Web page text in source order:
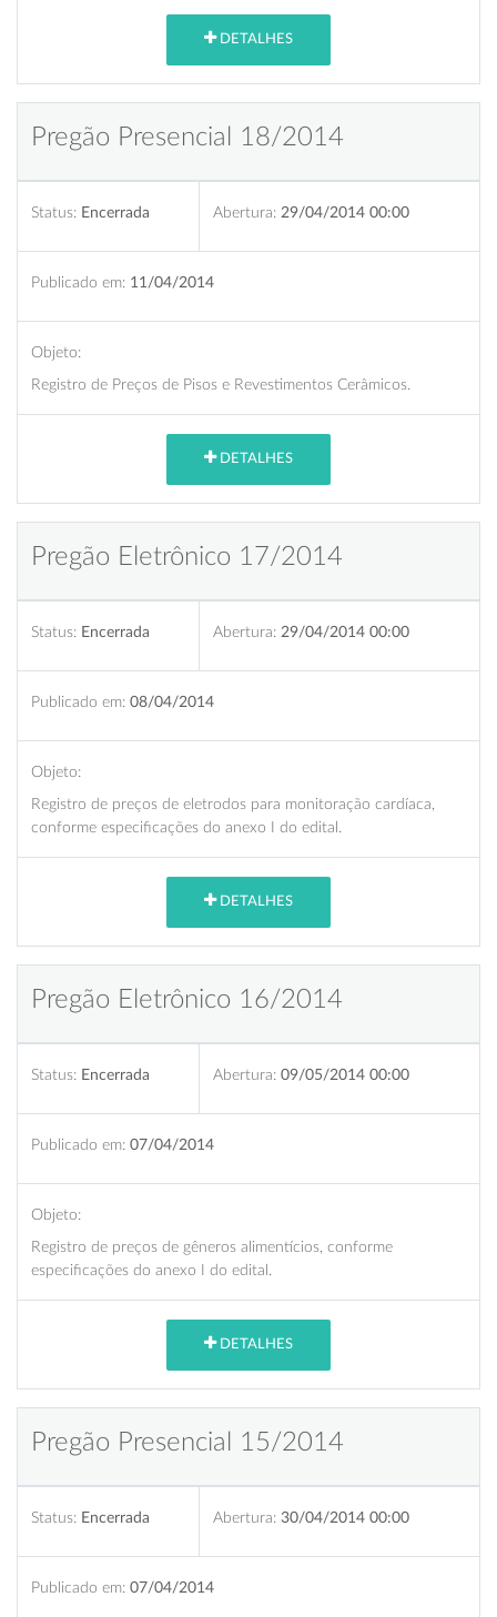
DETALHES
Pregão Presencial 18/2014
Status: Encerrada Abertura: 29/04/2014 00:00
Publicado em: 11/04/2014
Objeto:
Registro de Preços de Pisos e Revestimentos Cerâmicos.
DETALHES
Pregão Eletrônico 17/2014
Status: Encerrada Abertura: 29/04/2014 00:00
Publicado em: 08/04/2014
Objeto:
Registro de preços de eletrodos para monitoração cardíaca,
conforme especificações do anexo I do edital.
DETALHES
Pregão Eletrônico 16/2014
Status: Encerrada Abertura: 09/05/2014 00:00
Publicado em: 07/04/2014
Objeto:
Registro de preços de gêneros alimentícios, conforme
especificações do anexo I do edital.
DETALHES
Pregão Presencial 15/2014
Status: Encerrada Abertura: 30/04/2014 00:00
Publicado em: 07/04/2014